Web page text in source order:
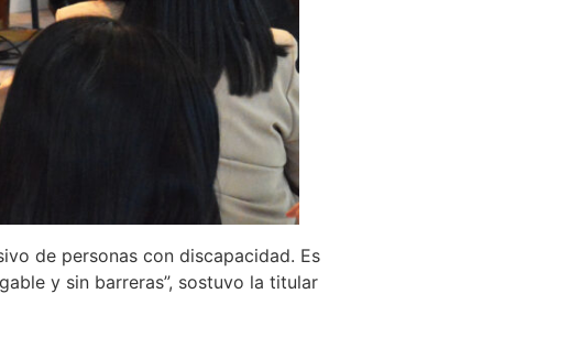
de personas con discapacidad. Es
y sin barreras”, sostuvo la titular